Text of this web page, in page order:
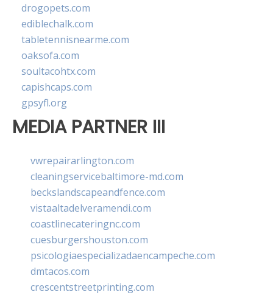
drogopets.com
ediblechalk.com
tabletennisnearme.com
oaksofa.com
soultacohtx.com
capishcaps.com
gpsyfl.org
MEDIA PARTNER III
vwrepairarlington.com
cleaningservicebaltimore-md.com
beckslandscapeandfence.com
vistaaltadelveramendi.com
coastlinecateringnc.com
cuesburgershouston.com
psicologiaespecializadaencampeche.com
dmtacos.com
crescentstreetprinting.com